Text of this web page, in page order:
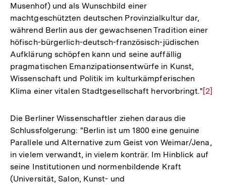
Musenhof) und als Wunschbild einer
machtgeschützten deutschen Provinzialkultur dar,
während Berlin aus der gewachsenen Tradition einer
höfisch-bürgerlich-deutsch-französisch-jüdischen
Aufklärung schöpfen kann und seine auffällig
pragmatischen Emanzipationsentwürfe in Kunst,
Wissenschaft und Politik im kulturkämpferischen
Klima einer vitalen Stadtgesellschaft hervorbringt."Zur
[2]
Die Berliner Wissenschaftler ziehen daraus die
Schlussfolgerung: "Berlin ist um 1800 eine genuine
Parallele und Alternative zum Geist von Weimar/Jena,
in vielem verwandt, in vielem konträr. Im Hinblick auf
seine Institutionen und normenbildende Kraft
(Universität, Salon, Kunst- und